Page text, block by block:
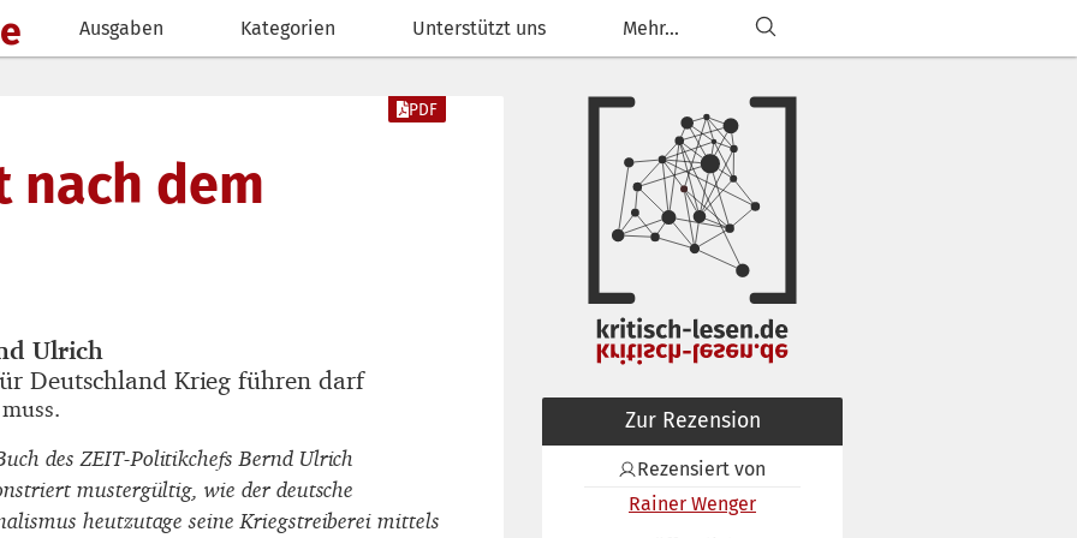
Ausgaben Kategorien Unterstützt uns Mehr...
nach dem
PDF
Ulrich
Deutschland Krieg führen darf
desZEIT-Politikchefs Bernd Ulrich
mustergültig, wie der deutsche
heutzutage seine Kriegstreiberei mittels
Zur Rezension
Rezensiert von
Rainer Wenger